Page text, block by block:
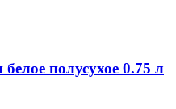
полусухое 0.75 л